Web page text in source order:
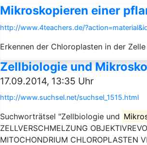
Mikroskopieren einer
http://www.4teachers.de/
Erkennen der Chloroplasten in der
Zellbiologie und
17.09.2014, 13:35 Uhr
http://www.suchsel.net/suchsel_1515.html
Suchworträtsel "Zellbiologie und
ZELLVERSCHMELZUNG
MITOCHONDRIUM CHLOROPLASTEN